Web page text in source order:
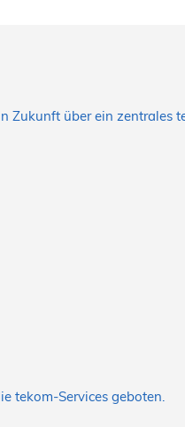
Zukunft über ein zentrales
tekom-Services geboten.